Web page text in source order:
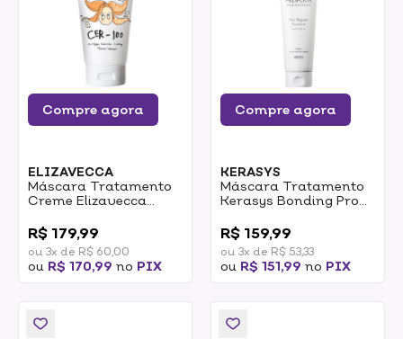
Compre agora
ELIZAVECCA
Máscara Tratamento
Creme Elizavecca
Ceramide Coating
100ml
R$ 179,99
ou 3x de R$ 60,00
ou R$ 170,99 no PIX
Compre agora
KERASYS
Máscara Tratamento
Kerasys Bonding Pro
250ml
R$ 159,99
ou 3x de R$ 53,33
ou R$ 151,99 no PIX